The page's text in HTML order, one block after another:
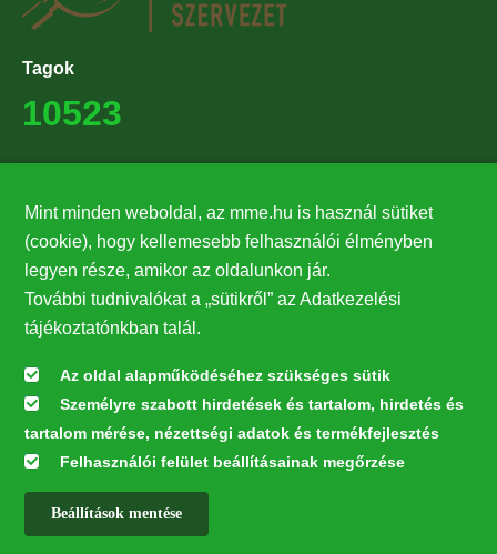
Tagok
10523
27224
Hírlevél feliratkozás
Értesüljön elsőként legfrissebb híreinkről, eseményeinkről!
Feliratkozás
Mint minden weboldal, az mme.hu is használ sütiket
(cookie), hogy kellemesebb felhasználói élményben
legyen része, amikor az oldalunkon jár.
További tudnivalókat a „sütikről” az Adatkezelési
tájékoztatónkban talál.
Az oldal alapműködéséhez szükséges sütik
Személyre szabott hirdetések és tartalom, hirdetés és
tartalom mérése, nézettségi adatok és termékfejlesztés
Felhasználói felület beállításainak megőrzése
Beállítások mentése